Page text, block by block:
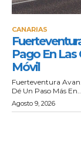
CANARIAS
Pago En Las
Móvil
Fuerteventura
Dé Un Paso Más En...
Agosto 9, 2026